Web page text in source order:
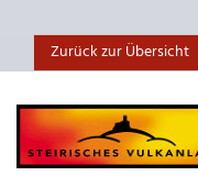
Zurück zur Übersicht